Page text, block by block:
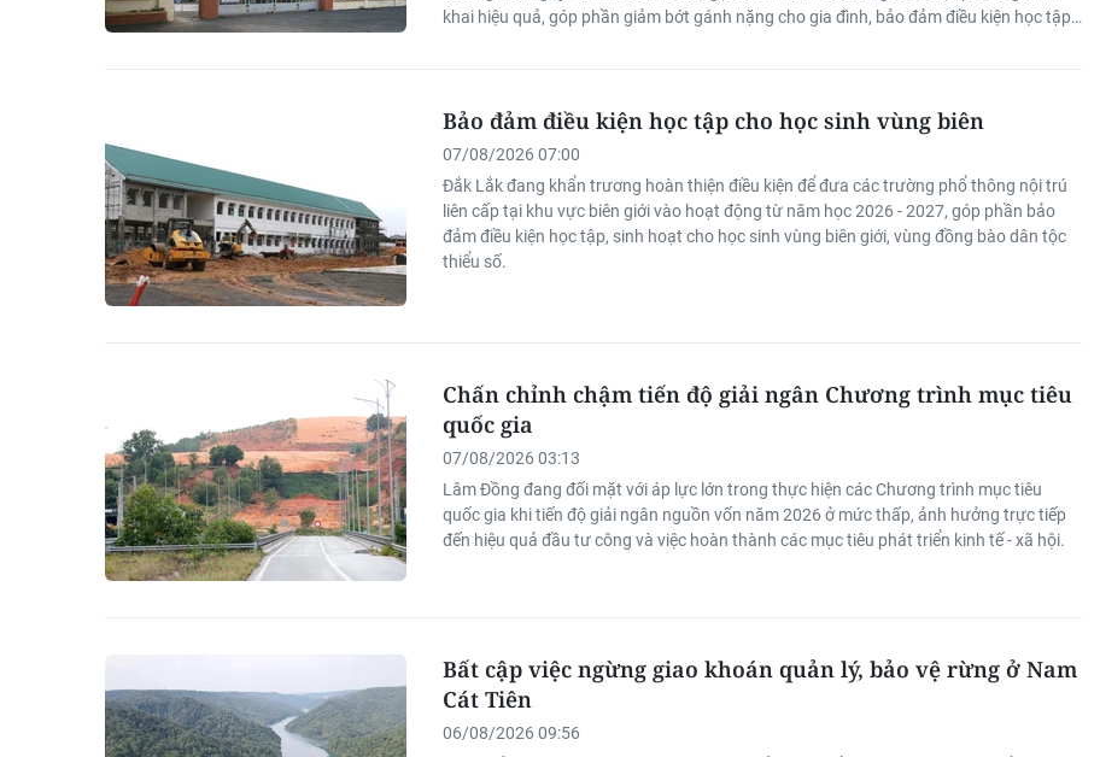
khai hiệu quả, góp phần giảm bớt gánh nặng cho gia đình, bảo đảm điều kiện học tập
Bảo đảm điều kiện học tập cho học sinh vùng biên
07/08/2026 07:00
Đắk Lắk đang khẩn trương hoàn thiện điều kiện để đưa các trường phổ thông nội trú
liên cấp tại khu vực biên giới vào hoạt động từ năm học 2026 - 2027, góp phần bảo
đảm điều kiện học tập, sinh hoạt cho học sinh vùng biên giới, vùng đồng bào dân tộc
thiểu số.
Chấn chỉnh chậm tiến độ giải ngân Chương trình mục tiêu
quốc gia
07/08/2026 03:13
Lâm Đồng đang đối mặt với áp lực lớn trong thực hiện các Chương trình mục tiêu
quốc gia khi tiến độ giải ngân nguồn vốn năm 2026 ở mức thấp, ảnh hưởng trực tiếp
đến hiệu quả đầu tư công và việc hoàn thành các mục tiêu phát triển kinh tế - xã hội.
Bất cập việc ngừng giao khoán quản lý, bảo vệ rừng ở Nam
Cát Tiên
06/08/2026 09:56